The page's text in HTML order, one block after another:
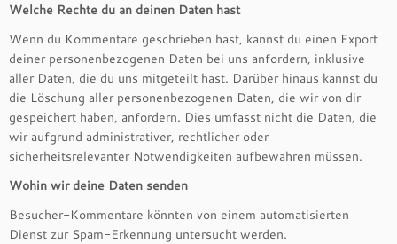
Welche Rechte du an deinen Daten hast
Wenn du Kommentare geschrieben hast, kannst du einen Export
deiner personenbezogenen Daten bei uns anfordern, inklusive
aller Daten, die du uns mitgeteilt hast. Darüber hinaus kannst du
die Löschung aller personenbezogenen Daten, die wir von dir
gespeichert haben, anfordern. Dies umfasst nicht die Daten, die
wir aufgrund administrativer, rechtlicher oder
sicherheitsrelevanter Notwendigkeiten aufbewahren müssen.
Wohin wir deine Daten senden
Besucher-Kommentare könnten von einem automatisierten
Dienst zur Spam-Erkennung untersucht werden.